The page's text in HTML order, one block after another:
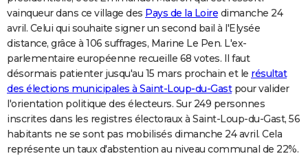
vainqueur dans ce village des Pays de la Loire dimanche 24
avril. Celui qui souhaite signer un second bail à l'Elysée
distance, grâce à 106 suffrages, Marine Le Pen. L'ex-
parlementaire européenne recueille 68 votes. Il faut
désormais patienter jusqu'au 15 mars prochain et le résultat
des élections municipales à Saint-Loup-du-Gastpour valider
l'orientation politique des électeurs. Sur 249 personnes
inscrites dans les registres électoraux à Saint-Loup-du-Gast, 56
habitants ne se sont pas mobilisés dimanche 24 avril. Cela
représente un taux d'abstention au niveau communal de 22%.